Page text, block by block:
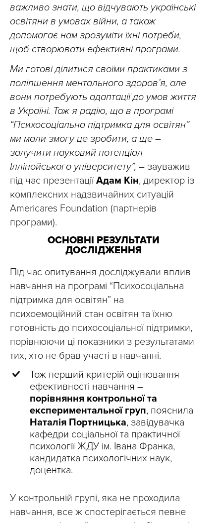
важливо знати, що відчувають українські
освітяни в умовах війни, а також
допомагає нам зрозуміти їхні потреби,
щоб створювати ефективні програми.
Ми готові ділитися своїми практиками з
поліпшення ментального здоров’я, але
вони потребують адаптації до умов життя
в Україні. Тож я радію, що в програмі
“Психосоціальна підтримка для освітян”
ми мали змогу це зробити, а ще –
залучити науковий потенціал
Іллінойського університету”, – зауважив
під час презентаціїАдам Кін, директор із
комплексних надзвичайних ситуацій
Americares Foundation (партнерів
програми).
ОСНОВНІ РЕЗУЛЬТАТИ
ДОСЛІДЖЕННЯ
Під час опитування досліджували вплив
навчання на програмі “Психосоціальна
підтримка для освітян” на
психоемоційний стан освітян та їхню
готовність до психосоціальної підтримки,
порівнюючи ці показники з результатами
тих, хто не брав участі в навчанні.
Тож перший критерій оцінювання
ефективності навчання –
порівняння контрольної та
експериментальної груп, пояснила
Наталія Портницька, завідувачка
кафедри соціальної та практичної
психології ЖДУ ім. Івана Франка,
кандидатка психологічних наук,
доцентка.
У контрольній групі, яка не проходила
навчання, все ж спостерігається певне